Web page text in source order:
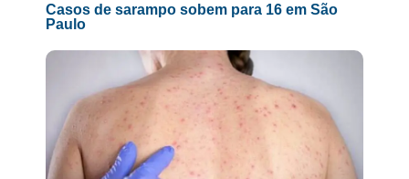
Casos de sarampo sobem para 16 em São
Paulo